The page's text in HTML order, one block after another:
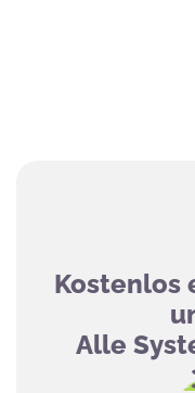
Kostenlos
Alle